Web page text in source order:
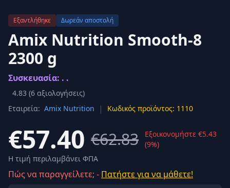
Εξαντλήθηκε Δωρεάν αποστολή
Amix Nutrition Smooth-8
2300 g
Συσκευασία: . .
4.83 (6 αξιολογήσεις)
Εταιρεία: Amix Nutrition | Κωδικός προϊόντος: 1110
€57.40 €62.83
Εξοικονομήστε €5.43
(9%)
Η τιμή περιλαμβάνει ΦΠΑ
Πώς να παραγγείλετε; - Πατήστε για να μάθετε!